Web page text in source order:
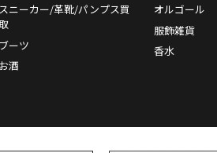
スニーカー/革靴/パンプス買
ブーツ
お酒
オルゴール
服飾雑貨
香水